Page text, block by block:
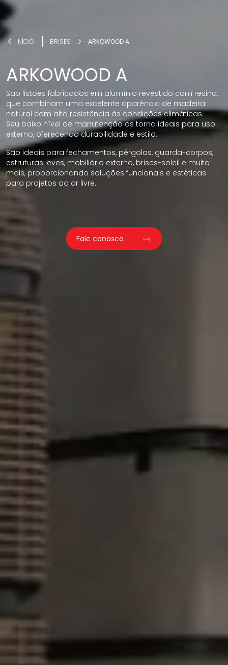
INÍCIO BRISES ARKOWOOD A
ARKOWOOD A
São listões fabricados em alumínio revestido com resina,
que combinam uma excelente aparência de madeira
natural com alta resistência às condições climáticas.
Seu baixo nível de manutenção os torna ideais para uso
externo, oferecendo durabilidade e estilo.
São ideais para fechamentos, pérgolas, guarda-corpos,
estruturas leves, mobiliário externo, brises-soleil e muito
mais, proporcionando soluções funcionais e estéticas
para projetos ao ar livre.
Fale conosco